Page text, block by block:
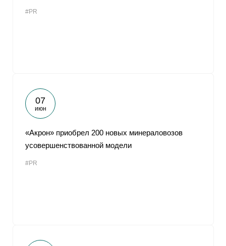
#PR
07
июн
«Акрон» приобрел 200 новых минераловозов
усовершенствованной модели
#PR